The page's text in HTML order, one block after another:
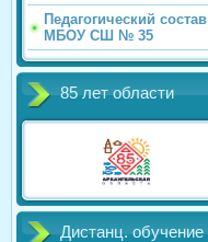
Педагогический состав
МБОУ СШ № 35
85 лет области
Дистанц. обучение